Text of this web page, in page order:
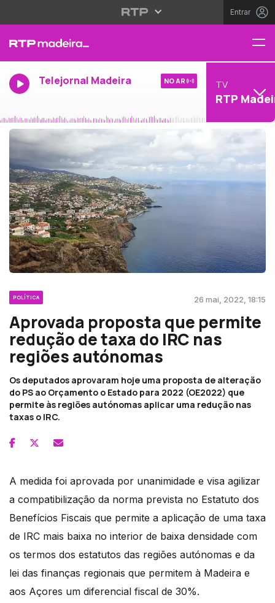
Entrar
Telejornal Madeira NO AR TV
RTP
POLÍTICA 26 mai, 2022, 18:15
Aprovada proposta que permite
redução de taxa do IRC nas
regiões autónomas
Os deputados aprovaram hoje uma proposta de alteração
do PS ao Orçamento o Estado para 2022 (OE2022) que
permite às regiões autónomas aplicar uma redução nas
taxas o IRC.
A medida foi aprovada por unanimidade e visa agilizar
a compatibilização da norma prevista no Estatuto dos
Benefícios Fiscais que permite a aplicação de uma taxa
de IRC mais baixa no interior de baixa densidade com
os termos dos estatutos das regiões autónomas e da
lei das finanças regionais que permitem à Madeira e
aos Açores um diferencial fiscal de 30%.